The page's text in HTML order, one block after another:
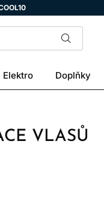
Elektro Doplňky
VLASŮ